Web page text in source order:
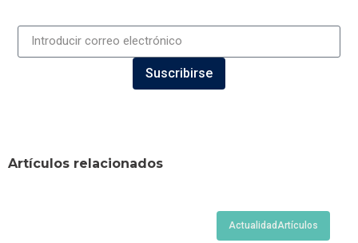
Suscribirse
Artículos relacionados
Actualidad Artículos